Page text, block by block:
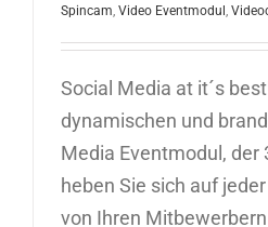
Spincam, Video Eventmodul ,
Social Media at it´s
dynamischen und
Media Eventmodul, der
heben Sie sich auf
von Ihren